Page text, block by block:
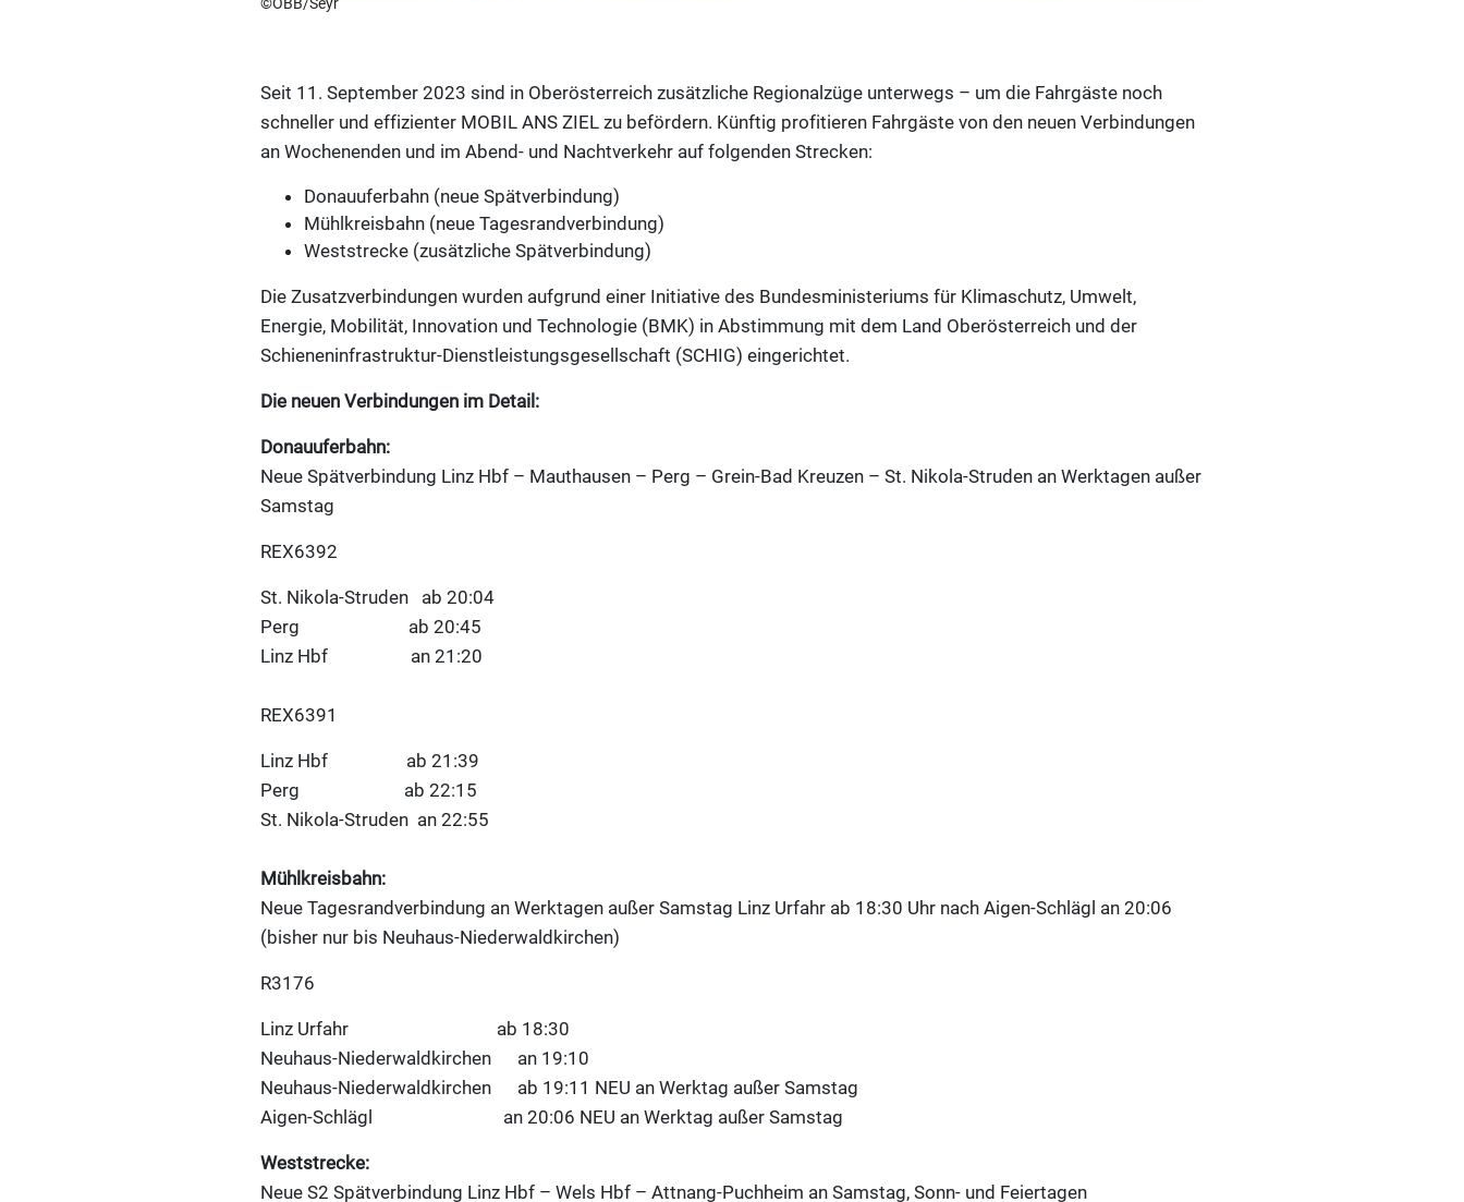
©ÖBB/Seyr
Seit 11. September 2023 sind in Oberösterreich zusätzliche Regionalzüge unterwegs – um die Fahrgäste noch
schneller und effizienter MOBIL ANS ZIEL zu befördern. Künftig profitieren Fahrgäste von den neuen Verbindungen
an Wochenenden und im Abend- und Nachtverkehr auf folgenden Strecken:
Donauuferbahn (neue Spätverbindung)
Mühlkreisbahn (neue Tagesrandverbindung)
Weststrecke (zusätzliche Spätverbindung)
Die Zusatzverbindungen wurden aufgrund einer Initiative des Bundesministeriums für Klimaschutz, Umwelt,
Energie, Mobilität, Innovation und Technologie (BMK) in Abstimmung mit dem Land Oberösterreich und der
Schieneninfrastruktur-Dienstleistungsgesellschaft (SCHIG) eingerichtet.
Die neuen Verbindungen im Detail:
Donauuferbahn:
Neue Spätverbindung Linz Hbf – Mauthausen – Perg – Grein-Bad Kreuzen – St. Nikola-Struden an Werktagen außer
Samstag
REX6392
St. Nikola-Struden ab 20:04
Perg ab 20:45
Linz Hbf an 21:20
REX6391
Linz Hbf ab 21:39
Perg ab 22:15
St. Nikola-Struden an 22:55
Mühlkreisbahn:
Neue Tagesrandverbindung an Werktagen außer Samstag Linz Urfahr ab 18:30 Uhr nach Aigen-Schlägl an 20:06
(bisher nur bis Neuhaus-Niederwaldkirchen)
R3176
Linz Urfahr ab 18:30
Neuhaus-Niederwaldkirchen an 19:10
Neuhaus-Niederwaldkirchen ab 19:11 NEU an Werktag außer Samstag
Aigen-Schlägl an 20:06 NEU an Werktag außer Samstag
Weststrecke:
Neue S2 Spätverbindung Linz Hbf – Wels Hbf – Attnang-Puchheim an Samstag, Sonn- und Feiertagen